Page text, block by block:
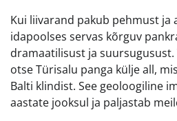
Kui liivarand pakub pehmust ja
idapoolses servas kõrguv
dramaatilisust ja suursugusust.
otse Türisalu panga külje all,
Balti klindist. See geoloogiline
aastate jooksul ja paljastab